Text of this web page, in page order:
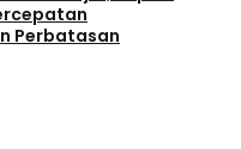
Perbatasan